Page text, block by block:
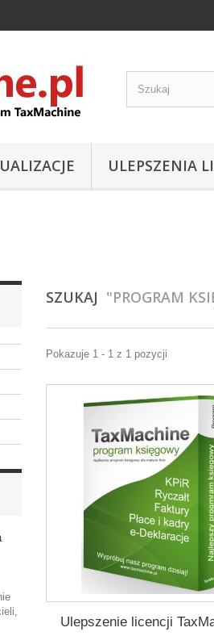
ULEPSZENIA
SZUKAJ "PROGRAM
Pokazuje 1 - 1 z 1 pozycji
Ulepszenie licencji